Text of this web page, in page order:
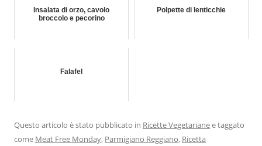
Insalata di orzo, cavolo
broccolo e pecorino
Polpette di lenticchie
Falafel
Questo articolo è stato pubblicato in Ricette Vegetarianee taggato
come Meat Free Monday, Parmigiano Reggiano, Ricetta